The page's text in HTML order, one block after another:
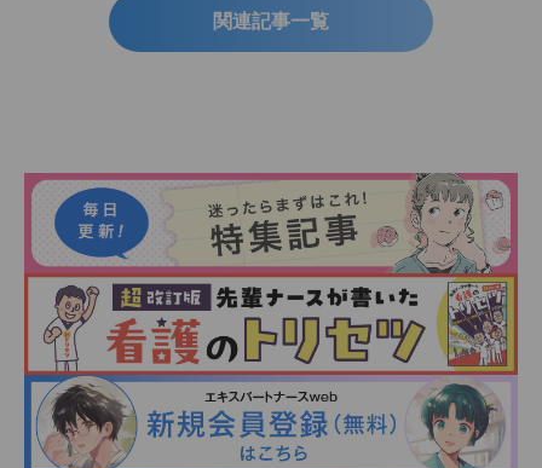
関連記事一覧